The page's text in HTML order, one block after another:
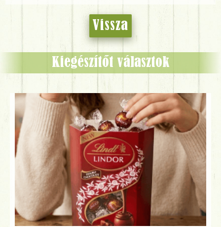
Vissza
Kiegészítőt választok